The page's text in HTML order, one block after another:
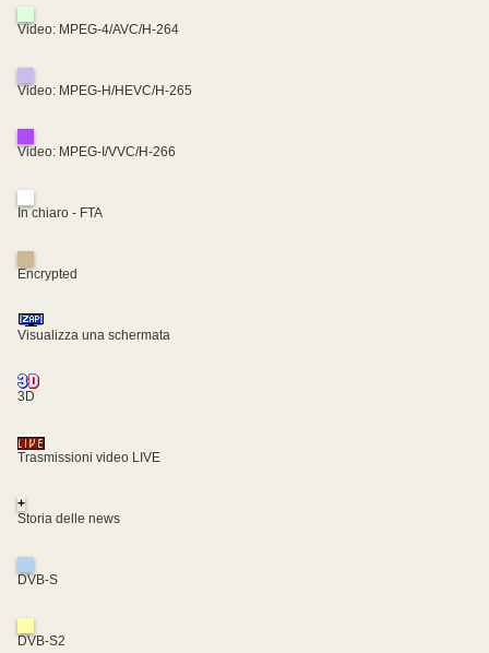
Video: MPEG-4/AVC/H-264
Video: MPEG-H/HEVC/H-265
Video: MPEG-I/VVC/H-266
In chiaro - FTA
Encrypted
Visualizza una schermata
3D
Trasmissioni video LIVE
+
Storia delle news
DVB-S
DVB-S2